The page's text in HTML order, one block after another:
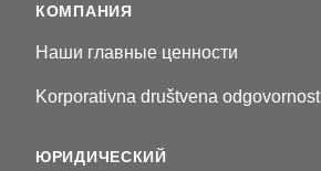
КОМПАНИЯ
Наши главные ценности
Korporativna društvena odgovornost
ЮРИДИЧЕСКИЙ